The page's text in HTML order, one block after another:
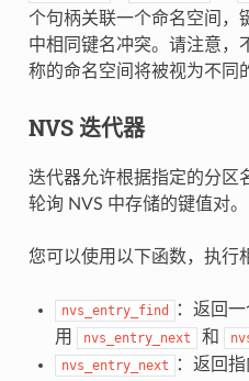
个句柄关联一个命名空间，
中相同键名冲突。请注意，
称的命名空间将被视为不同
NVS 迭代器
迭代器允许根据指定的分区
轮询 NVS 中存储的键值对。
您可以使用以下函数，执行
nvs_entry_find
：返回
用
nvs_entry_next 和
nvs_entry_next ：返回